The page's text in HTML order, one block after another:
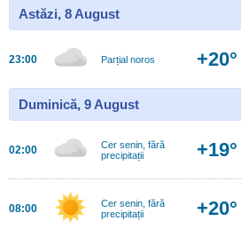
Astăzi, 8 August
23:00 Parțial noros +20°
Duminică, 9 August
02:00
Cer senin, fără
precipitații
+19°
08:00
Cer senin, fără
precipitații
+20°